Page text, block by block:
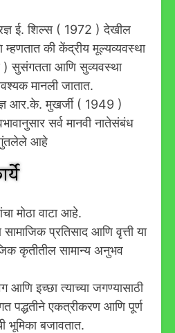
ई. शिल्स ( 1972 ) देखील
म्हणतात की केंद्रीय मूल्यव्यवस्था
) सुसंगतता आणि सुव्यवस्था
मानली जातात.
आर.के. मुखर्जी ( 1949 )
सर्व मानवी नातेसंबंध
गुंतलेले आहे
मोठा वाटा आहे.
प्रतिसाद आणि वृत्ती या
कृतीतील सामान्य अनुभव
इच्छा त्याच्या जगण्यासाठी
पद्धतीने एकत्रीकरण आणि पूर्ण
भूमिका बजावतात.